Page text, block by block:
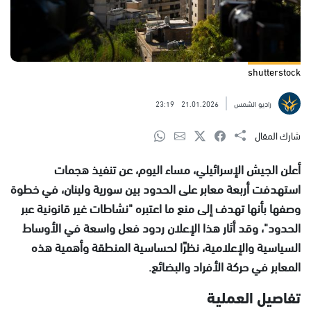
shutterstock
راديو الشمس 21.01.2026
23:19
شارك المقال
أعلن الجيش الإسرائيلي، مساء اليوم، عن تنفيذ هجمات
استهدفت أربعة معابر على الحدود بين سورية ولبنان، في خطوة
وصفها بأنها تهدف إلى منع ما اعتبره "نشاطات غير قانونية عبر
الحدود"، وقد أثار هذا الإعلان ردود فعل واسعة في الأوساط
السياسية والإعلامية، نظرًا لحساسية المنطقة وأهمية هذه
المعابر في حركة الأفراد والبضائع.
تفاصيل العملية